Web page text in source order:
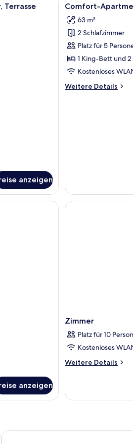
(Sea
and/or
Pool
View)
Terrasse
anzeigen
Fotos
für
Comfort-
Apartment,
2
Terrasse
11
Comfort-
63 m²
2 Schlafzimmer
Platz für 5
1 King-Bett und
Kostenloses
Weitere Details
Weitere
anzeigen
Zimmer
Platz für 10
Kostenloses
Weitere Details
Weitere
Apartamentos Jable Bermudas